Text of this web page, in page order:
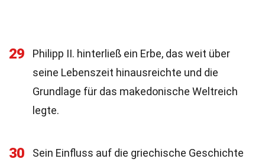
29
Philipp II. hinterließ ein Erbe, das weit über
seine Lebenszeit hinausreichte und die
Grundlage für das makedonische Weltreich
legte.
30
Sein Einfluss auf die griechische Geschichte